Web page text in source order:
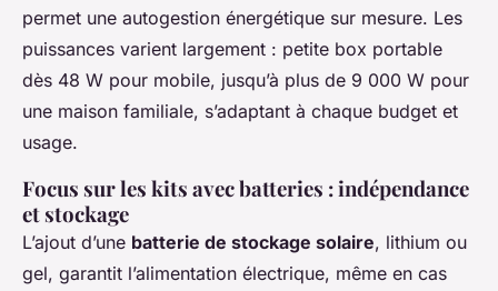
permet une autogestion énergétique sur mesure. Les
puissances varient largement : petite box portable
dès 48 W pour mobile, jusqu’à plus de 9 000 W pour
une maison familiale, s’adaptant à chaque budget et
usage.
Focus sur les kits avec batteries : indépendance
et stockage
L’ajout d’une batterie de stockage solaire, lithium ou
gel, garantit l’alimentation électrique, même en cas